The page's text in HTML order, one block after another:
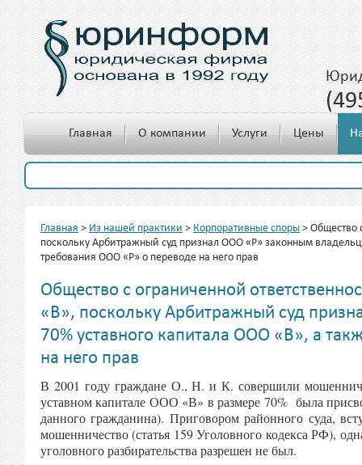
c 10.00 до 18.00
Главная О компании Услуги Цены
Главная > Из нашей практики > Корпоративные споры > Общество
поскольку Арбитражный суд признал ООО «Р» законным
требования ООО «Р» о переводе на него прав
Общество с ограниченной
«В», поскольку Арбитражный суд
70% уставного капитала ООО «В», а
на него прав
В 2001 году граждане О., Н. и К. совершили
уставном капитале ООО «В» в размере 70% была
данного гражданина). Приговором районного суда,
мошенничество (статья 159 Уголовного кодекса РФ),
уголовного разбирательства разрешен не был.